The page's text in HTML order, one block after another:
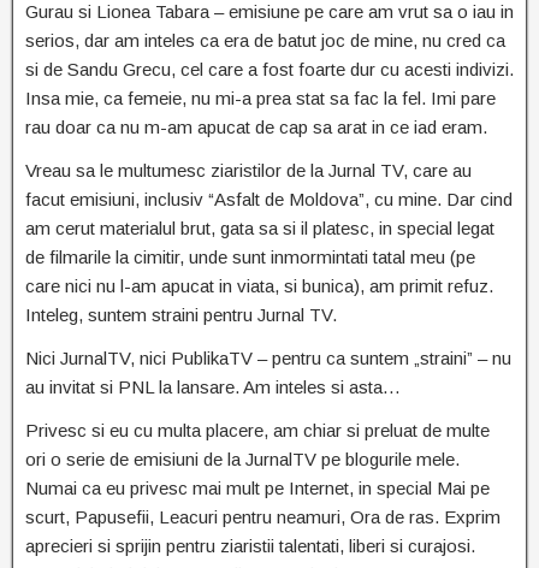
Gurau si Lionea Tabara – emisiune pe care am vrut sa o iau in
serios, dar am inteles ca era de batut joc de mine, nu cred ca
si de Sandu Grecu, cel care a fost foarte dur cu acesti indivizi.
Insa mie, ca femeie, nu mi-a prea stat sa fac la fel. Imi pare
rau doar ca nu m-am apucat de cap sa arat in ce iad eram.
Vreau sa le multumesc ziaristilor de la Jurnal TV, care au
facut emisiuni, inclusiv “Asfalt de Moldova”, cu mine. Dar cind
am cerut materialul brut, gata sa si il platesc, in special legat
de filmarile la cimitir, unde sunt inmormintati tatal meu (pe
care nici nu l-am apucat in viata, si bunica), am primit refuz.
Inteleg, suntem straini pentru Jurnal TV.
Nici JurnalTV, nici PublikaTV – pentru ca suntem „straini” – nu
au invitat si PNL la lansare. Am inteles si asta…
Privesc si eu cu multa placere, am chiar si preluat de multe
ori o serie de emisiuni de la JurnalTV pe blogurile mele.
Numai ca eu privesc mai mult pe Internet, in special Mai pe
scurt, Papusefii, Leacuri pentru neamuri, Ora de ras. Exprim
aprecieri si sprijin pentru ziaristii talentati, liberi si curajosi.